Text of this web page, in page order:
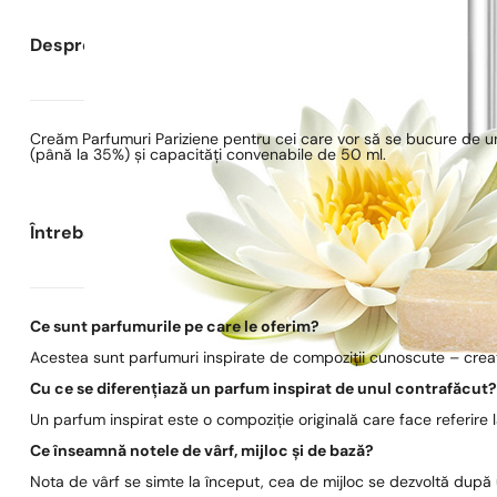
Despre Parfumuri Pariziene
Creăm Parfumuri Pariziene pentru cei care vor să se bucure
(până la 35%) și capacități convenabile de 50 ml.
Întrebări frecvente
Ce sunt parfumurile pe care le oferim?
Acestea sunt parfumuri inspirate de compoziții cunoscute –
Cu ce se diferențiază un parfum inspirat de unul contrafăcut?
Un parfum inspirat este o compoziție originală care face
Ce înseamnă notele de vârf, mijloc și de bază?
Nota de vârf se simte la început, cea de mijloc se dezvoltă